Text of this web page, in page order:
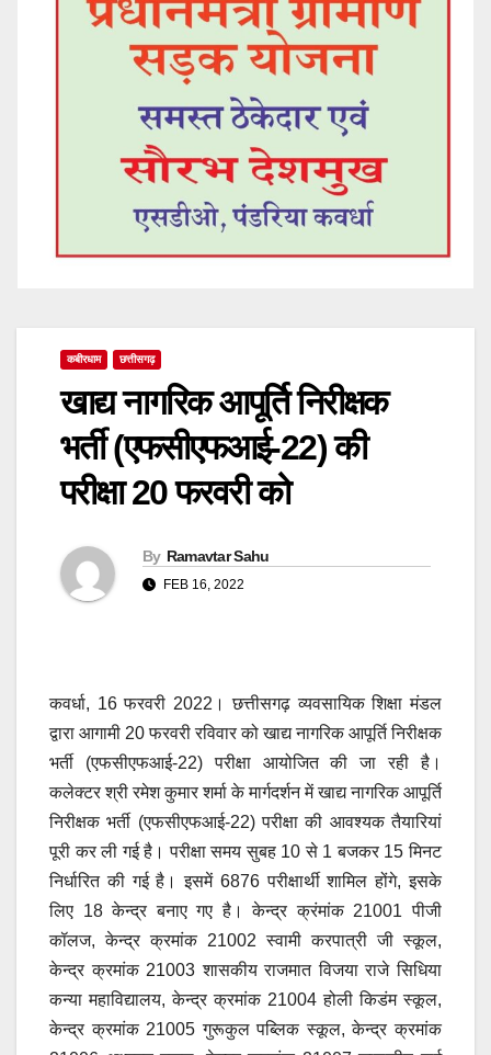
कबीरधाम छत्तीसगढ़
खाद्य नागरिक आपूर्ति निरीक्षक
भर्ती (एफसीएफआई-22) की
परीक्षा 20 फरवरी को
By Ramavtar Sahu
FEB 16, 2022
कवर्धा, 16 फरवरी 2022। छत्तीसगढ़ व्यवसायिक शिक्षा मंडल
द्वारा आगामी 20 फरवरी रविवार को खाद्य नागरिक आपूर्ति निरीक्षक
भर्ती (एफसीएफआई-22) परीक्षा आयोजित की जा रही है।
कलेक्टर श्री रमेश कुमार शर्मा के मार्गदर्शन में खाद्य नागरिक आपूर्ति
निरीक्षक भर्ती (एफसीएफआई-22) परीक्षा की आवश्यक तैयारियां
पूरी कर ली गई है। परीक्षा समय सुबह 10 से 1 बजकर 15 मिनट
निर्धारित की गई है। इसमें 6876 परीक्षार्थी शामिल होंगे, इसके
लिए 18 केन्द्र बनाए गए है। केन्द्र क्रंमांक 21001 पीजी
कॉलज, केन्द्र क्रमांक 21002 स्वामी करपात्री जी स्कूल,
केन्द्र क्रमांक 21003 शासकीय राजमात विजया राजे सिधिया
कन्या महाविद्यालय, केन्द्र क्रमांक 21004 होली किडंम स्कूल,
केन्द्र क्रमांक 21005 गुरूकुल पब्लिक स्कूल, केन्द्र क्रमांक